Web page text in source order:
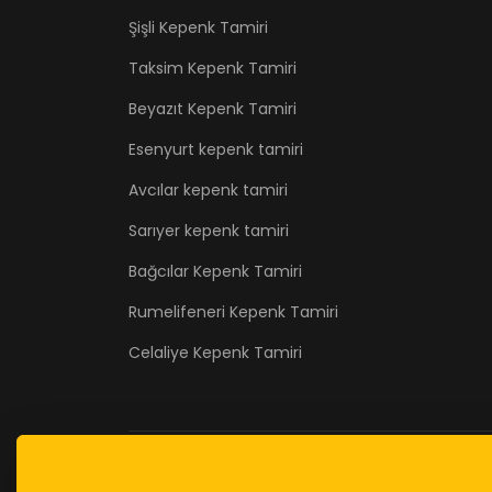
Şişli Kepenk Tamiri
Taksim Kepenk Tamiri
Beyazıt Kepenk Tamiri
Esenyurt kepenk tamiri
Avcılar kepenk tamiri
Sarıyer kepenk tamiri
Bağcılar Kepenk Tamiri
Rumelifeneri Kepenk Tamiri
Celaliye Kepenk Tamiri